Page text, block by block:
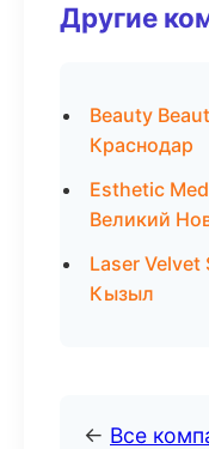
Другие
Beauty
Краснодар
Esthetic
Великий
Laser
Кызыл
← Все